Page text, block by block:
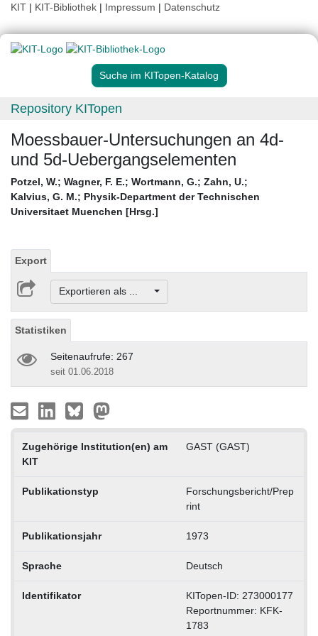
KIT | KIT-Bibliothek | Impressum | Datenschutz
Suche im KITopen-Katalog
Repository KITopen
Moessbauer-Untersuchungen an 4d-
und 5d-Uebergangselementen
Potzel, W.; Wagner, F. E.; Wortmann, G.; Zahn, U.;
Kalvius, G. M.; Physik-Department der Technischen
Universitaet Muenchen [Hrsg.]
Export
Exportieren als ...
Statistiken
Seitenaufrufe: 267
seit 01.06.2018
Zugehörige Institution(en) am
KIT
GAST (GAST)
Publikationstyp
Forschungsbericht/Prep
rint
Publikationsjahr 1973
Sprache Deutsch
Identifikator
KITopen-ID: 273000177
Reportnummer: KFK-
1783